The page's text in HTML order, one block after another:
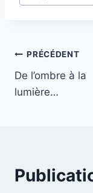
de
Navigation
de
PRÉCÉDENT
De l’ombre à la
lumière…